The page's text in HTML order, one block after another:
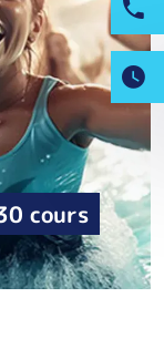
cours